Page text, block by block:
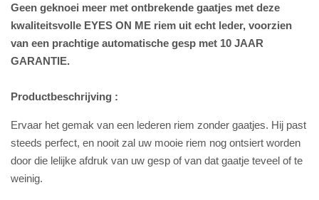
Geen geknoei meer met ontbrekende gaatjes met deze
kwaliteitsvolle EYES ON ME riem uit echt leder, voorzien
van een prachtige automatische gesp met 10 JAAR
GARANTIE.
Productbeschrijving :
Ervaar het gemak van een lederen riem zonder gaatjes. Hij past
steeds perfect, en nooit zal uw mooie riem nog ontsiert worden
door die lelijke afdruk van uw gesp of van dat gaatje teveel of te
weinig.